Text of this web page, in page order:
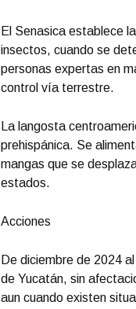
El Senasica establece
insectos, cuando se
personas expertas en
control vía terrestre.
La langosta
prehispánica. Se
mangas que se
estados.
Acciones
De diciembre de 2024
de Yucatán, sin
aun cuando existen